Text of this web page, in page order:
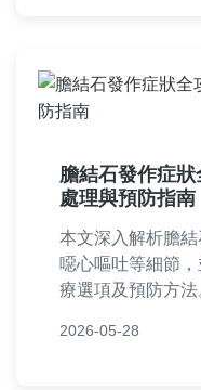
膽結石發作症
處理與預防指南
本文深入解析膽結
噁心嘔吐等細節
療選項及預防方
2026-05-28